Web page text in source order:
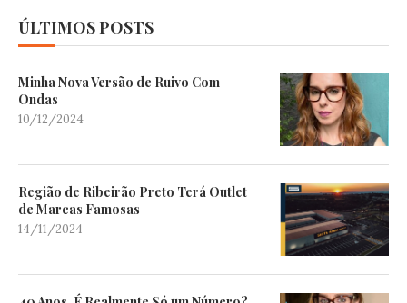
ÚLTIMOS POSTS
Minha Nova Versão de Ruivo Com
Ondas
10/12/2024
Região de Ribeirão Preto Terá Outlet
de Marcas Famosas
14/11/2024